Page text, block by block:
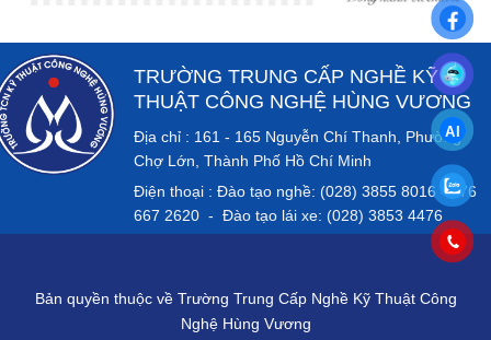
TRƯỜNG TRUNG CẤP NGHỀ KỸ
THUẬT CÔNG NGHỆ HÙNG VƯƠNG
Địa chỉ : 161 - 165 Nguyễn Chí Thanh, Phường
Chợ Lớn, Thành Phố Hồ Chí Minh
Điện thoại : Đào tạo nghề: (028) 3855 8016 - 076
667 2620 - Đào tạo lái xe: (028) 3853 4476
Bản quyền thuộc về Trường Trung Cấp Nghề Kỹ Thuật Công
Nghệ Hùng Vương